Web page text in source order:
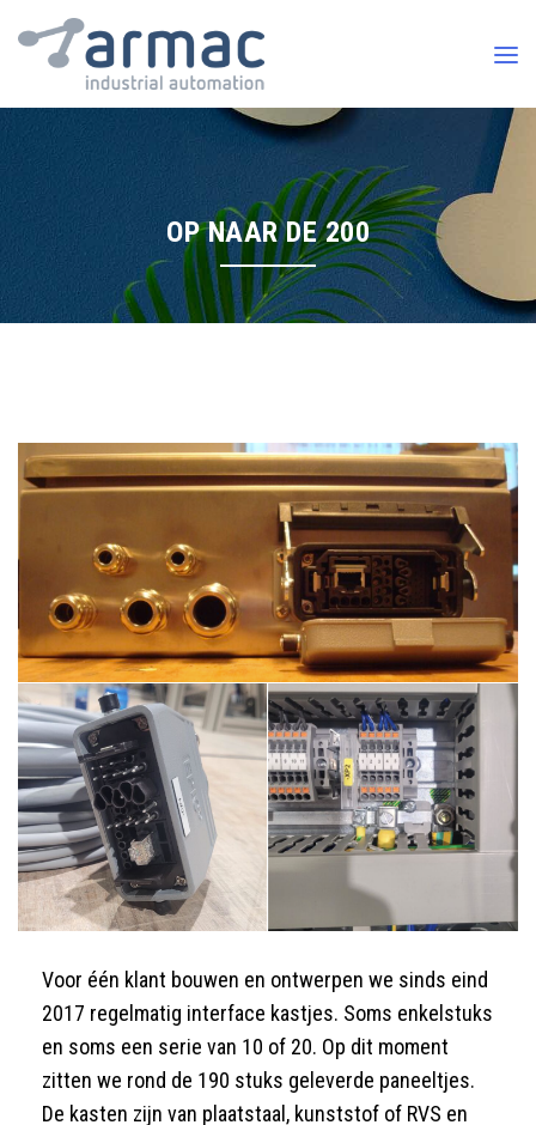
OP NAAR DE 200
Voor één klant bouwen en ontwerpen we sinds eind
2017 regelmatig interface kastjes. Soms enkelstuks
en soms een serie van 10 of 20. Op dit moment
zitten we rond de 190 stuks geleverde paneeltjes.
De kasten zijn van plaatstaal, kunststof of RVS en